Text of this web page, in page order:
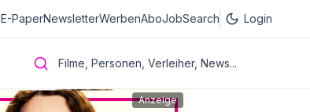
E-PaperNewsletterWerbenAboJobSearch Login
Filme, Personen, Verleiher, News...
Anzeige